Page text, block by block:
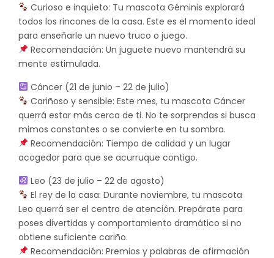
Curioso e inquieto: Tu mascota Géminis explorará
todos los rincones de la casa. Este es el momento ideal
para enseñarle un nuevo truco o juego.
Recomendación: Un juguete nuevo mantendrá su
mente estimulada.
Cáncer (21 de junio – 22 de julio)
Cariñoso y sensible: Este mes, tu mascota Cáncer
querrá estar más cerca de ti. No te sorprendas si busca
mimos constantes o se convierte en tu sombra.
Recomendación: Tiempo de calidad y un lugar
acogedor para que se acurruque contigo.
Leo (23 de julio – 22 de agosto)
El rey de la casa: Durante noviembre, tu mascota
Leo querrá ser el centro de atención. Prepárate para
poses divertidas y comportamiento dramático si no
obtiene suficiente cariño.
Recomendación: Premios y palabras de afirmación